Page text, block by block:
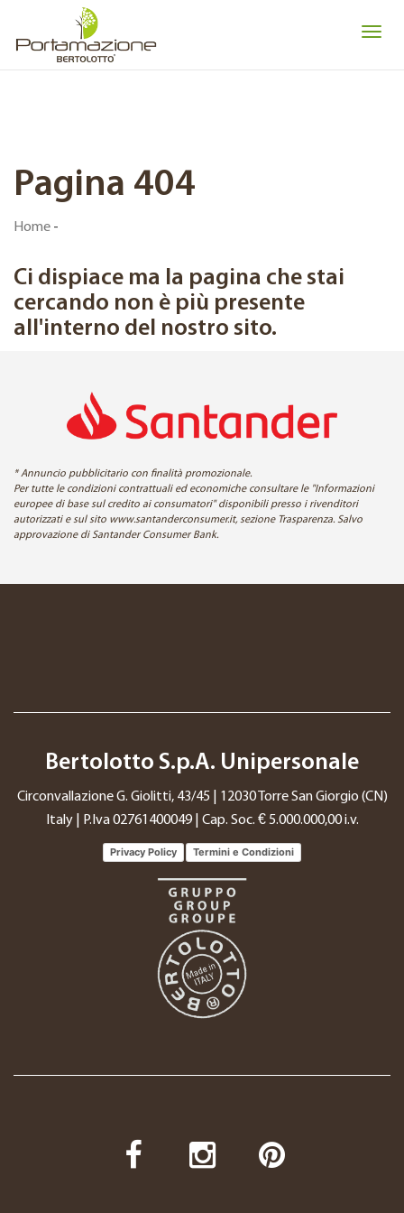
Pagina 404
Home -
Ci dispiace ma la pagina che stai
cercando non è più presente
all'interno del nostro sito.
* Annuncio pubblicitario con finalità promozionale.
Per tutte le condizioni contrattuali ed economiche consultare le "Informazioni
europee di base sul credito ai consumatori" disponibili presso i rivenditori
autorizzati e sul sito www.santanderconsumer.it, sezione Trasparenza. Salvo
approvazione di Santander Consumer Bank.
Bertolotto S.p.A. Unipersonale
Circonvallazione G. Giolitti, 43/45 | 12030 Torre San Giorgio (CN)
Italy | P.Iva 02761400049 | Cap. Soc. € 5.000.000,00 i.v.
Privacy Policy Termini e Condizioni